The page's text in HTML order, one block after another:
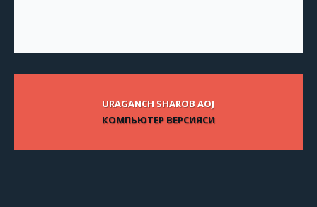
URAGANCH SHAROB AOJ
КОМПЬЮТЕР ВЕРСИЯСИ